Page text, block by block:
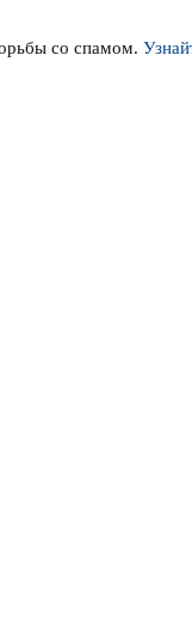
со спамом.